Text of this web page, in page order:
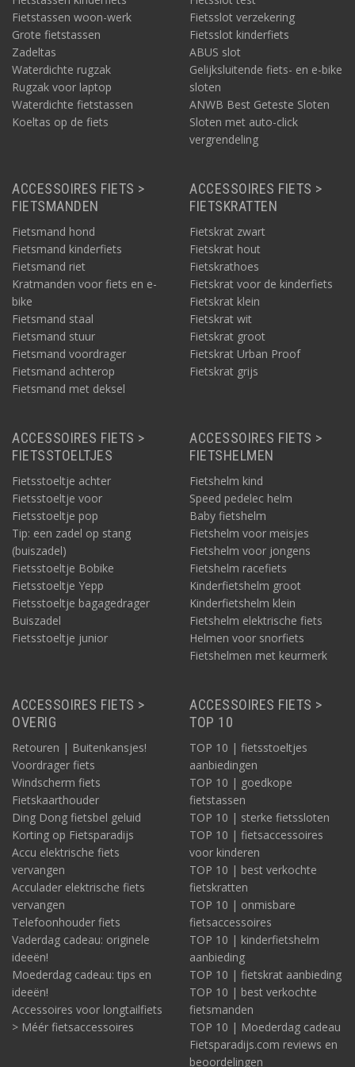
voor haast elk elektrisch voertuig, - vaartuig of - apparaat.
Daarnaast kunt u hier online alles kopen voor montage,
communicatie en monitoring rondom het opladen van accu en
batterij(en). Daaronder ook accessoires voor stroom opwekken
en laden via solar of windergie. Naast BMZ zijn er op
Acculaders.nl nog veel meer merken te vinden, zowel
budgetmerken als de bekende merken van hoge kwaliteit.
Fietstassen woon-werk
Grote fietstassen
Zadeltas
Waterdichte rugzak
Rugzak voor laptop
Waterdichte fietstassen
Koeltas op de fiets
Fietsslot verzekering
Fietsslot kinderfiets
ABUS slot
Gelijksluitende fiets- en e-bike
sloten
ANWB Best Geteste Sloten
Sloten met auto-click
vergrendeling
ACCESSOIRES FIETS >
FIETSMANDEN
Fietsmand hond
Fietsmand kinderfiets
Fietsmand riet
Kratmanden voor fiets en e-
bike
Fietsmand staal
Fietsmand stuur
Fietsmand voordrager
Fietsmand achterop
Fietsmand met deksel
ACCESSOIRES FIETS >
FIETSKRATTEN
Fietskrat zwart
Fietskrat hout
Fietskrathoes
Fietskrat voor de kinderfiets
Fietskrat klein
Fietskrat wit
Fietskrat groot
Fietskrat Urban Proof
Fietskrat grijs
ACCESSOIRES FIETS >
FIETSSTOELTJES
Fietsstoeltje achter
Fietsstoeltje voor
Fietsstoeltje pop
Tip: een zadel op stang
(buiszadel)
Fietsstoeltje Bobike
Fietsstoeltje Yepp
Fietsstoeltje bagagedrager
Buiszadel
Fietsstoeltje junior
ACCESSOIRES FIETS >
FIETSHELMEN
Fietshelm kind
Speed pedelec helm
Baby fietshelm
Fietshelm voor meisjes
Fietshelm voor jongens
Fietshelm racefiets
Kinderfietshelm groot
Kinderfietshelm klein
Fietshelm elektrische fiets
Helmen voor snorfiets
Fietshelmen met keurmerk
ACCESSOIRES FIETS >
OVERIG
Retouren | Buitenkansjes!
Voordrager fiets
Windscherm fiets
Fietskaarthouder
Ding Dong fietsbel geluid
Korting op Fietsparadijs
Accu elektrische fiets
vervangen
Acculader elektrische fiets
vervangen
Telefoonhouder fiets
Vaderdag cadeau: originele
ideeën!
Moederdag cadeau: tips en
ideeën!
Accessoires voor longtailfiets
> Méér fietsaccessoires
ACCESSOIRES FIETS >
TOP 10
TOP 10 | fietsstoeltjes
aanbiedingen
TOP 10 | goedkope
fietstassen
TOP 10 | sterke fietssloten
TOP 10 | fietsaccessoires
voor kinderen
TOP 10 | best verkochte
fietskratten
TOP 10 | onmisbare
fietsaccessoires
TOP 10 | kinderfietshelm
aanbieding
TOP 10 | fietskrat aanbieding
TOP 10 | best verkochte
fietsmanden
TOP 10 | Moederdag cadeau
Fietsparadijs.com reviews en
beoordelingen